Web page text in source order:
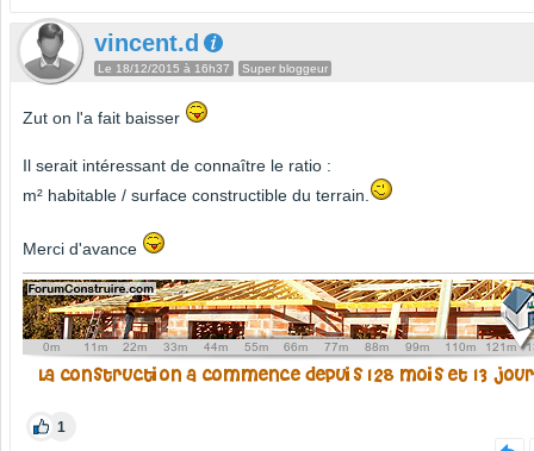
vincent.d
Le 18/12/2015 à 16h37 Super bloggeur
Zut on l'a fait baisser
Il serait intéressant de connaître le ratio :
m² habitable / surface constructible du terrain.
Merci d'avance
1